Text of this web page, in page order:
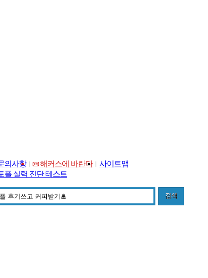
의사항 해커스에 바란다
사이트맵
플 실력 진단 테스트
검색